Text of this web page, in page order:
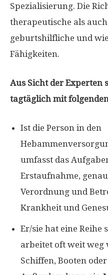
Spezialisierung. Die
therapeutische als
geburtshilfliche und
Fähigkeiten.
Aus Sicht der Experten
tagtäglich mit
Ist die Person in den
umfasst das
Erstaufnahme,
Verordnung und
Krankheit und
Er/sie hat eine Reihe
arbeitet oft weit weg
Schiffen, Booten